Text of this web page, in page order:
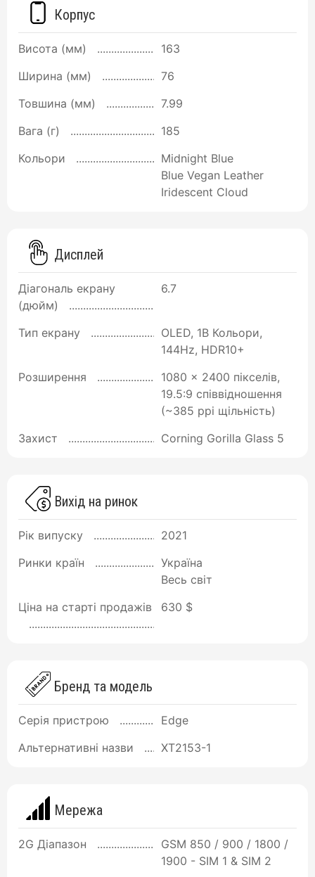
Корпус
Висота (мм)
163
Ширина (мм)
76
Товшина (мм)
7.99
Вага (г)
185
Кольори
Midnight Blue
Blue Vegan Leather
Iridescent Cloud
Дисплей
Діагональ екрану
(дюйм)
6.7
Тип екрану
OLED, 1B Кольори,
144Hz, HDR10+
Розширення
1080 x 2400 пікселів,
19.5:9 співвідношення
(~385 ppi щільність)
Захист
Corning Gorilla Glass 5
Вихід на ринок
Рік випуску
2021
Ринки країн
Україна
Весь світ
Ціна на старті продажів
630 $
Бренд та модель
Серія пристрою
Edge
Альтернативні назви
XT2153-1
Мережа
2G Діапазон
GSM 850 / 900 / 1800 /
1900 - SIM 1 & SIM 2